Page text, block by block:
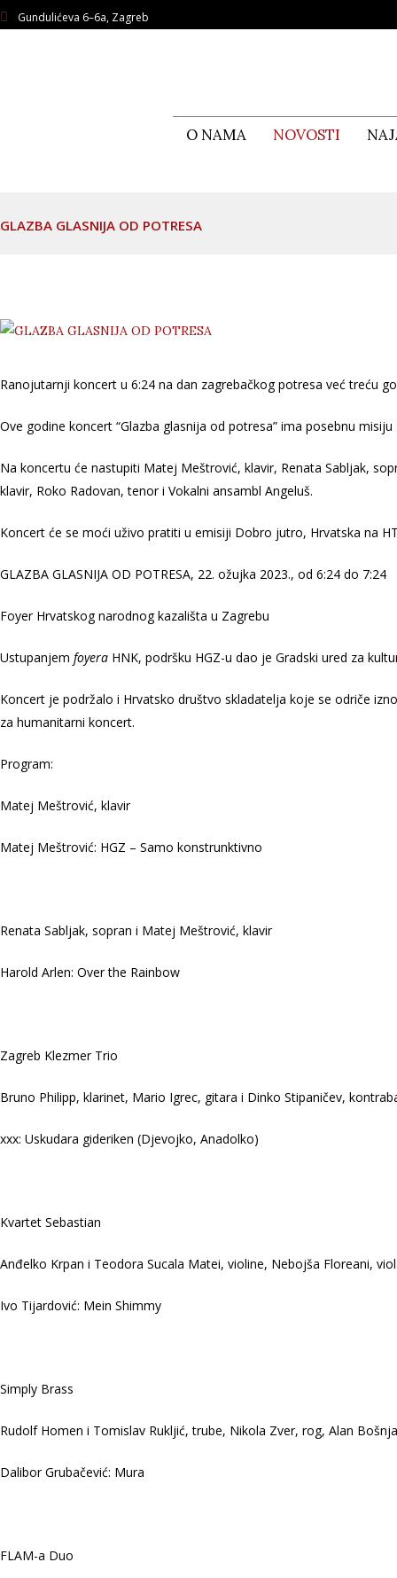
Gundulićeva 6–6a, Zagreb
O NAMA NOVOSTI
GLAZBA GLASNIJA OD POTRESA
Ranojutarnji koncert u 6:24 na dan zagrebačkog potresa već treću
Ove godine koncert “Glazba glasnija od potresa” ima posebnu
Na koncertu će nastupiti Matej Meštrović, klavir, Renata Sabljak,
klavir, Roko Radovan, tenor i Vokalni ansambl Angeluš.
Koncert će se moći uživo pratiti u emisiji Dobro jutro, Hrvatska na
GLAZBA GLASNIJA OD POTRESA, 22. ožujka 2023., od 6:24 do 7:24
Foyer Hrvatskog narodnog kazališta u Zagrebu
Ustupanjem foyera HNK, podršku HGZ-u dao je Gradski ured za
Koncert je podržalo i Hrvatsko društvo skladatelja koje se odriče
za humanitarni koncert.
Program:
Matej Meštrović, klavir
Matej Meštrović: HGZ – Samo konstrunktivno
Renata Sabljak, sopran i Matej Meštrović, klavir
Harold Arlen: Over the Rainbow
Zagreb Klezmer Trio
Bruno Philipp, klarinet, Mario Igrec, gitara i Dinko Stipaničev,
xxx: Uskudara gideriken (Djevojko, Anadolko)
Kvartet Sebastian
Anđelko Krpan i Teodora Sucala Matei, violine, Nebojša Floreani,
Ivo Tijardović: Mein Shimmy
Simply Brass
Rudolf Homen i Tomislav Rukljić, trube, Nikola Zver, rog, Alan
Dalibor Grubačević: Mura
FLAM-a Duo